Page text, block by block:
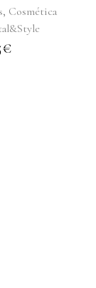
, Cosmética
€